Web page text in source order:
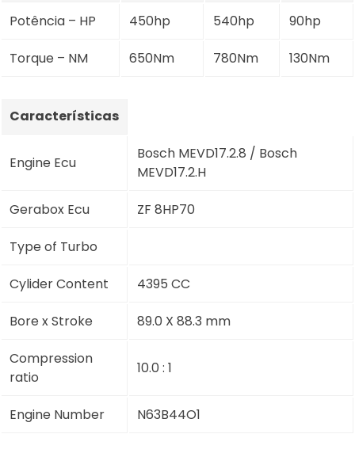
Potência – HP 450hp 540hp 90hp
Torque – NM 650Nm 780Nm 130Nm
Características
Engine Ecu
Bosch MEVD17.2.8 / Bosch
MEVD17.2.H
Gerabox Ecu ZF 8HP70
Type of Turbo
Cylider Content 4395 CC
Bore x Stroke 89.0 X 88.3 mm
Compression
ratio
10.0 : 1
Engine Number N63B44O1